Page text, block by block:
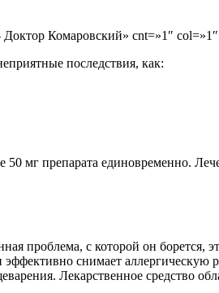
Комаровский» cnt=»1″
последствия, как:
мг препарата единовременно.
проблема, с которой он
снимает
Лекарственное средство